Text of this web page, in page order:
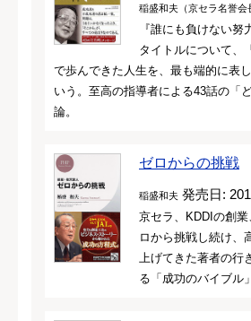
稲盛和夫（京セラ名誉会
『誰にも負けない
タイトルについて、
で歩んできた人生を、最も端的に表
いう。至高の指導者による43話の「
論。
ゼロからの挑戦
稲盛和夫 発売日:
京セラ、KDDIの創
ロから挑戦し続け、
上げてきた著者の行
る「成功のバイブル